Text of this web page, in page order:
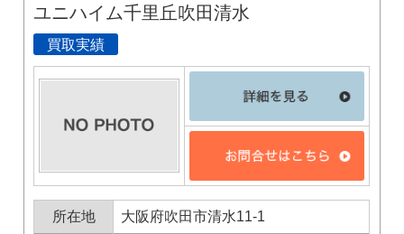
10時～18時/水曜日定休
東京本社 0120-900-881
0120-711-018
ユニハイム千里丘吹田清水
買取実績
所在地 大阪府吹田市清水11-1